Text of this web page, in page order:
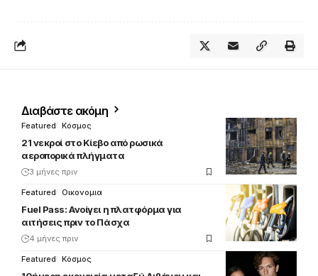
Διαβάστε ακόμη
Featured Κόσμος
21 νεκροί στο Κίεβο από ρωσικά
αεροπορικά πλήγματα
3 μήνες πριν
Featured Οικονομια
Fuel Pass: Ανοίγει η πλατφόρμα για
αιτήσεις πριν το Πάσχα
4 μήνες πριν
Featured Κόσμος